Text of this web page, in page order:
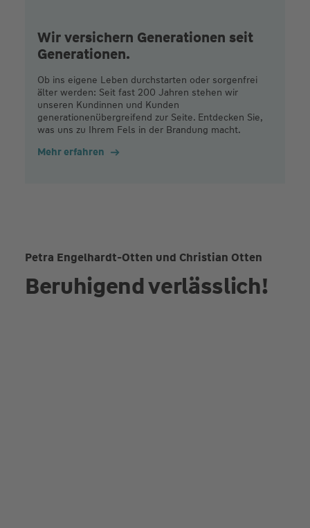
Wir versichern Generationen seit
Generationen.
Ob ins eigene Leben durchstarten oder sorgenfrei
älter werden: Seit fast 200 Jahren stehen wir
unseren Kundinnen und Kunden
generationenübergreifend zur Seite. Entdecken Sie,
was uns zu Ihrem Fels in der Brandung macht.
Mehr erfahren
Petra Engelhardt-Otten und Christian Otten
Beruhigend verlässlich!